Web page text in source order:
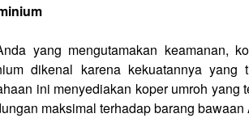
yang mengutamakan keamanan,
dikenal karena kekuatannya yang
ini menyediakan koper umroh
maksimal terhadap barang